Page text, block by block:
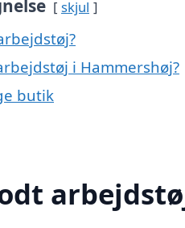
skjul
i Hammershøj?
butik